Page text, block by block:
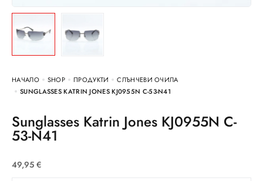
НАЧАЛО SHOP ПРОДУКТИ
СЛЪНЧЕВИ ОЧИЛА
SUNGLASSES KATRIN JONES KJ0955N C-53-N41
Sunglasses Katrin Jones KJ0955N C-
53-N41
49,95 €